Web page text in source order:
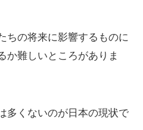
ちの将来に影響するものに
か難しいところがありま
多くないのが日本の現状で